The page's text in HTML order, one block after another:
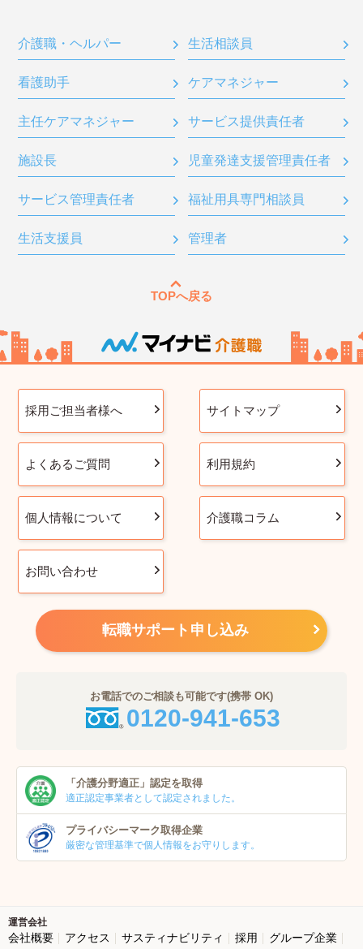
介護職・ヘルパー 生活相談員
看護助手 ケアマネジャー
主任ケアマネジャー サービス提供責任者
施設長 児童発達支援管理責任者
サービス管理責任者 福祉用具専門相談員
生活支援員 管理者
TOPへ戻る
採用ご担当者様へ サイトマップ
よくあるご質問 利用規約
個人情報について 介護職コラム
お問い合わせ
転職サポート申し込み
お電話でのご相談も可能です(携帯 OK)
0120-941-653
「介護分野適正」 認定を取得
適正認定事業者として認定されました。
プライバシーマーク取得企業
厳密な管理基準で個人情報をお守りします。
運営会社
会社概要 アクセス サスティナビリティ 採用
グループ企業